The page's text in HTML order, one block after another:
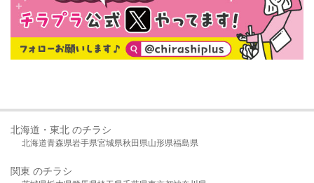
北海道・東北 のチラシ
北海道青森県岩手県宮城県秋田県山形県福島県
関東 のチラシ